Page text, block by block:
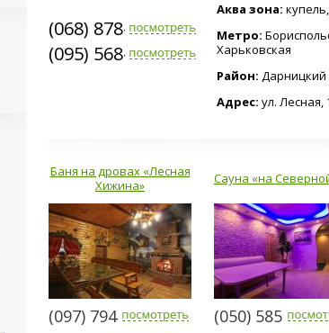
Комплекс
"Паралельный"
Бассейн
Домик
(068) 878-5953
(095) 568-4846
Аква зона:
Метро:
Харьковская
Район: Дарницкий
Адрес: ул. Лесная,
Баня на дровах «Лесная
Хижина»
(097) 794-2303
Сауна «на
(050) 585-1371